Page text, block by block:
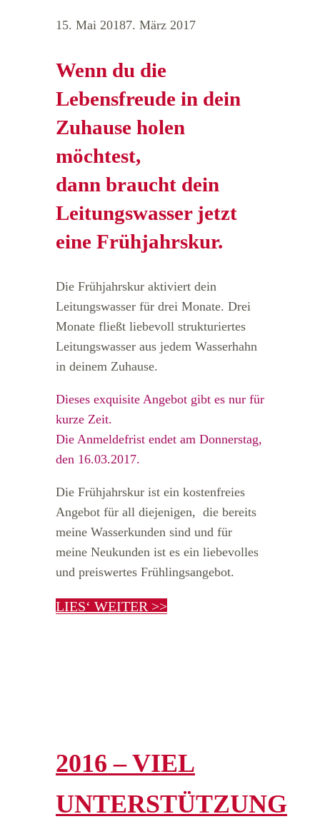
15. Mai 20187. März 2017
Wenn du die
Lebensfreude in dein
Zuhause holen
möchtest,
dann braucht dein
Leitungswasser jetzt
eine Frühjahrskur.
Die Frühjahrskur aktiviert dein
Leitungswasser für drei Monate. Drei
Monate fließt liebevoll strukturiertes
Leitungswasser aus jedem Wasserhahn
in deinem Zuhause.
Dieses exquisite Angebot gibt es nur für
kurze Zeit.
Die Anmeldefrist endet am Donnerstag,
den 16.03.2017.
Die Frühjahrskur ist ein kostenfreies
Angebot für all diejenigen, die bereits
meine Wasserkunden sind und für
meine Neukunden ist es ein liebevolles
und preiswertes Frühlingsangebot.
LIES‘ WEITER >>
2016 – VIEL
UNTERSTÜTZUNG